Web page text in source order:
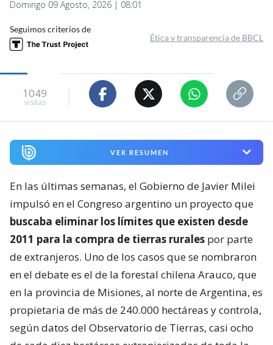
Domingo 09 Agosto, 2026 | 08:01
Seguimos criterios de
Ética y transparencia de BBCL
1049
visitas
VER RESUMEN
En las últimas semanas, el Gobierno de Javier Milei
impulsó en el Congreso argentino un proyecto que
buscaba eliminar los límites que existen desde
2011 para la compra de tierras rurales por parte
de extranjeros. Uno de los casos que se nombraron
en el debate es el de la forestal chilena Arauco, que
en la provincia de Misiones, al norte de Argentina, es
propietaria de más de 240.000 hectáreas y controla,
según datos del Observatorio de Tierras, casi ocho